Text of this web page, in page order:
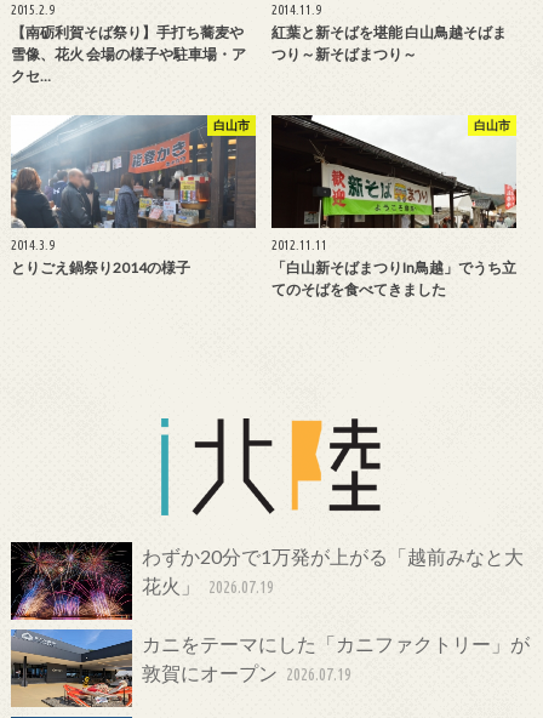
2015.2.9
【南砺利賀そば祭り】手打ち蕎麦や
雪像、花火 会場の様子や駐車場・ア
クセ…
2014.11.9
紅葉と新そばを堪能 白山鳥越そばま
つり～新そばまつり～
白山市
2014.3.9
とりごえ鍋祭り2014の様子
白山市
2012.11.11
「白山新そばまつりin鳥越」でうち立
てのそばを食べてきました
わずか20分で1万発が上がる「越前みなと大
花火」
2026.07.19
カニをテーマにした「カニファクトリー」が
敦賀にオープン 2026.07.19